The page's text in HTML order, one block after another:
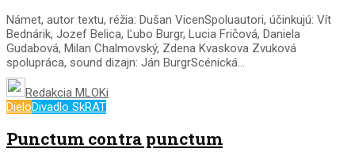
Námet, autor textu, réžia: Dušan VicenSpoluautori, účinkujú: Vít
Bednárik, Jozef Belica, Ľubo Burgr, Lucia Fričová, Daniela
Gudabová, Milan Chalmovský, Zdena Kvaskova Zvuková
spolupráca, sound dizajn: Ján BurgrScénická...
Redakcia MLOKi
DieloDivadlo SkRAT
Punctum contra punctum